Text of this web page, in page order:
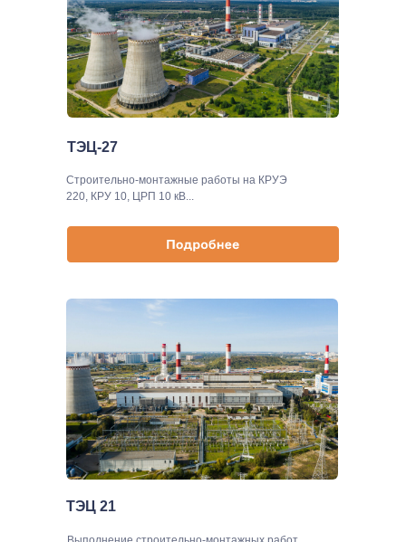
ТЭЦ-27
Строительно-монтажные работы на КРУЭ
220, КРУ 10, ЦРП 10 кВ...
ТЭЦ 21